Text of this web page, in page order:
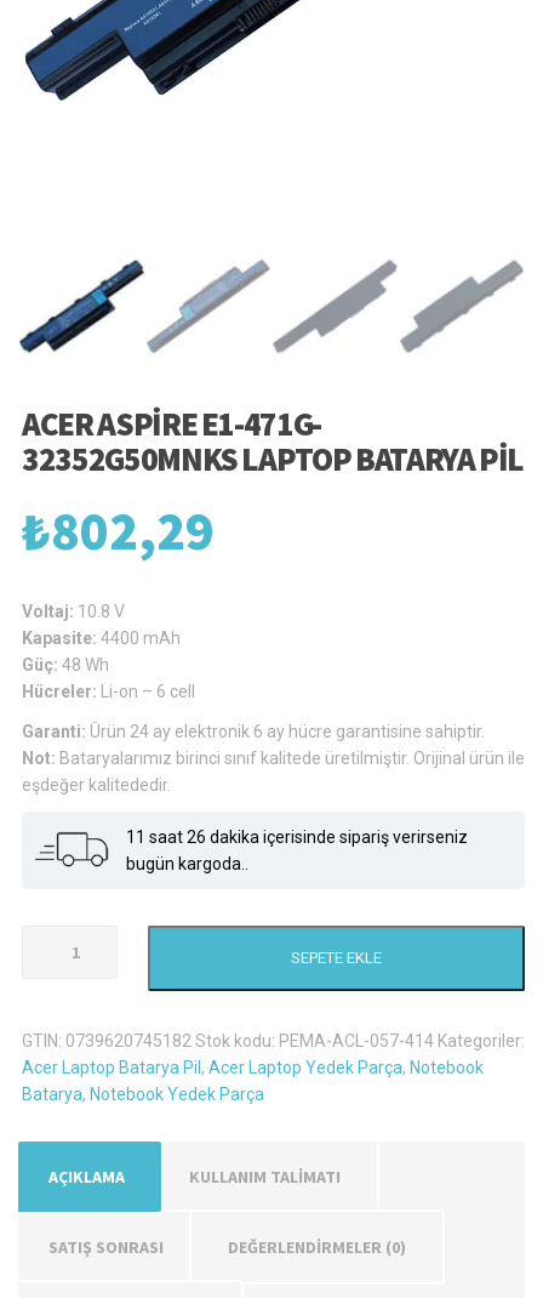
ACER ASPIRE E1-471G-
32352G50MNKS LAPTOP BATARYA PIL
₺802,29
Voltaj: 10.8 V
Kapasite: 4400 mAh
Güç: 48 Wh
Hücreler:
Li-on – 6 cell
Garanti: Ürün 24 ay elektronik 6 ay hücre garantisine sahiptir.
Not: Bataryalarımız birinci sınıf kalitede üretilmiştir. Orijinal ürün ile
eşdeğer kalitededir.
11 saat 26 dakika içerisinde sipariş verirseniz
bugün kargoda..
32352G50Mnks
Laptop
Batarya
SEPETE EKLE
GTIN: 0739620745182 Stok kodu: PEMA-ACL-057-414 Kategoriler:
Acer Laptop Batarya Pil , Acer Laptop Yedek Parça, Notebook
Batarya, Notebook Yedek Parça
AÇIKLAMA KULLANIM TALİMATI
SATIŞ SONRASI DEĞERLENDIRMELER (0)